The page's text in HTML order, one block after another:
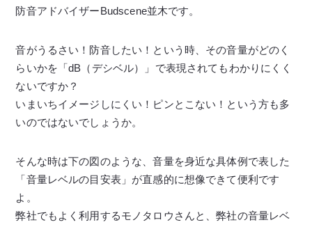
防音アドバイザーBudscene並木です。
音がうるさい！防音したい！という時、その音量がどのく
らいかを「dB（デシベル）」で表現されてもわかりにくく
ないですか？
いまいちイメージしにくい！ピンとこない！という方も多
いのではないでしょうか。
そんな時は下の図のような、音量を身近な具体例で表した
「音量レベルの目安表」が直感的に想像できて便利です
よ。
弊社でもよく利用するモノタロウさんと、弊社の音量レベ